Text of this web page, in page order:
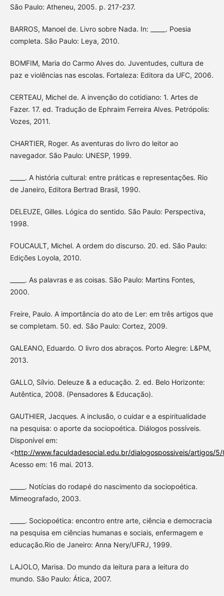
São Paulo: Atheneu, 2005. p. 217-237.
BARROS, Manoel de. Livro sobre Nada. In: _____. Poesia
completa. São Paulo: Leya, 2010.
BOMFIM, Maria do Carmo Alves do. Juventudes, cultura de
paz e violências nas escolas. Fortaleza: Editora da UFC, 2006.
CERTEAU, Michel de. A invenção do cotidiano: 1. Artes de
Fazer. 17. ed. Tradução de Ephraim Ferreira Alves. Petrópolis:
Vozes, 2011.
CHARTIER, Roger. As aventuras do livro do leitor ao
navegador. São Paulo: UNESP, 1999.
_____. A história cultural: entre práticas e representações. Rio
de Janeiro, Editora Bertrad Brasil, 1990.
DELEUZE, Gilles. Lógica do sentido. São Paulo: Perspectiva,
1998.
FOUCAULT, Michel. A ordem do discurso. 20. ed. São Paulo:
Edições Loyola, 2010.
_____. As palavras e as coisas. São Paulo: Martins Fontes,
2000.
Freire, Paulo. A importância do ato de Ler: em três artigos que
se completam. 50. ed. São Paulo: Cortez, 2009.
GALEANO, Eduardo. O livro dos abraços. Porto Alegre: L&PM,
2013.
GALLO, Sílvio. Deleuze & a educação. 2. ed. Belo Horizonte:
Autêntica, 2008. (Pensadores & Educação).
GAUTHIER, Jacques. A inclusão, o cuidar e a espiritualidade
na pesquisa: o aporte da sociopoética. Diálogos possíveis.
Disponível em:
<http://www.faculdadesocial.edu.br/dialogospossiveis/artigos/
Acesso em: 16 mai. 2013.
_____. Notícias do rodapé do nascimento da sociopoética.
Mimeografado, 2003.
_____. Sociopoética: encontro entre arte, ciência e democracia
na pesquisa em ciências humanas e sociais, enfermagem e
educação.Rio de Janeiro: Anna Nery/UFRJ, 1999.
LAJOLO, Marisa. Do mundo da leitura para a leitura do
mundo. São Paulo: Ática, 2007.